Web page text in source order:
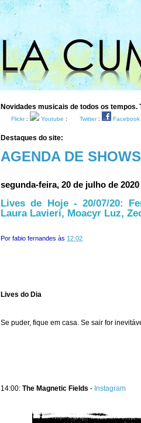
Novidades musicais de todos os tempos.
Flickr: Youtube : Twitter: Facebook
Destaques do site:
AGENDA DE
segunda-feira, 20 de julho de 2020
Lives de Hoje - 20/07/20:
Laura Lavieri, Moacyr Luz,
Por fabio fernandes às 12:02
Lives do Dia
Se puder, fique em casa. Se sair for
14:00: The Magnetic Fields - Instagram